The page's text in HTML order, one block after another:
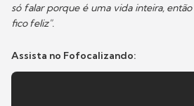
só falar porque é uma vida inteira, então
fico feliz".
Assista no Fofocalizando: